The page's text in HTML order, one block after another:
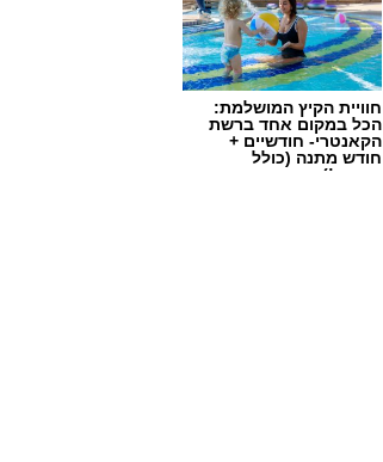
חוויית הקיץ המושלמת:
הכל במקום אחד ברשת
הקאנטרי- חודשיים +
חודש מתנה (כולל
החגים!)